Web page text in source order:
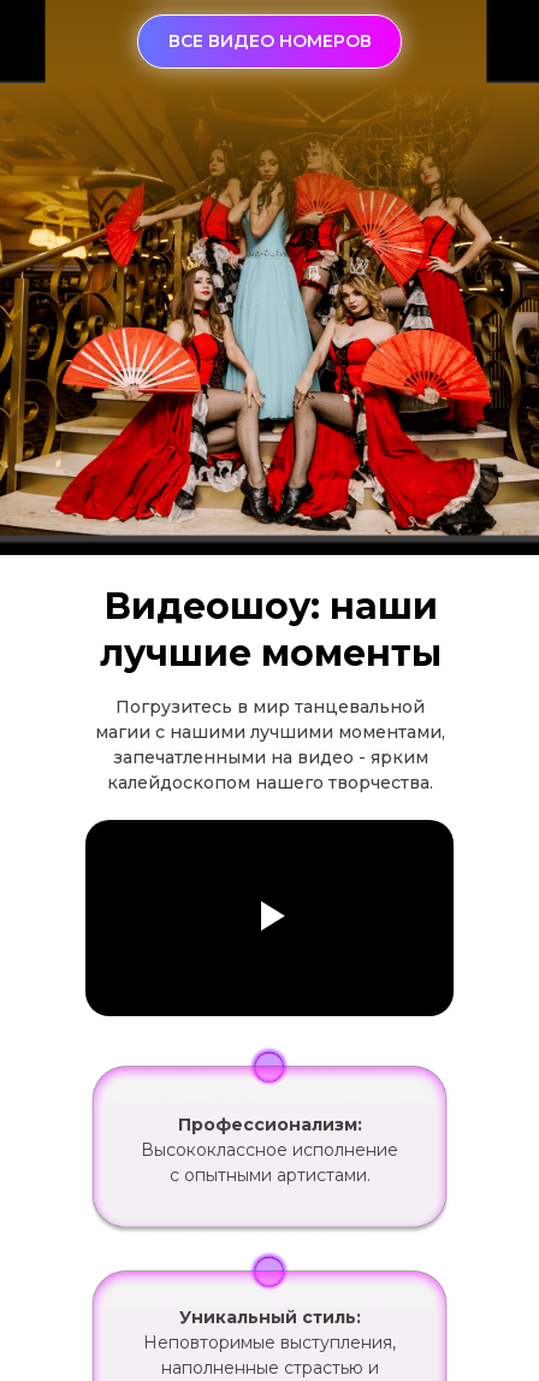
ВСЕ ВИДЕО НОМЕРОВ
Погрузитесь в мир танцевальной
магии с нашими лучшими моментами,
запечатленными на видео - ярким
калейдоскопом нашего творчества.
Профессионализм:
Высококлассное исполнение
с опытными артистами.
Уникальный стиль:
Неповторимые выступления,
наполненные страстью и
Видеошоу: наши
лучшие моменты